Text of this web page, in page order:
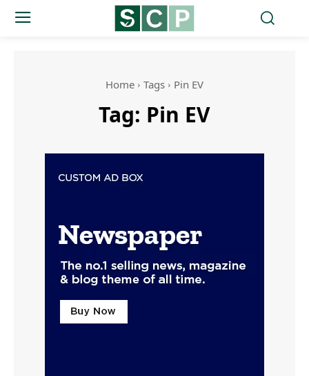
Home Tags Pin EV
Tag: Pin EV